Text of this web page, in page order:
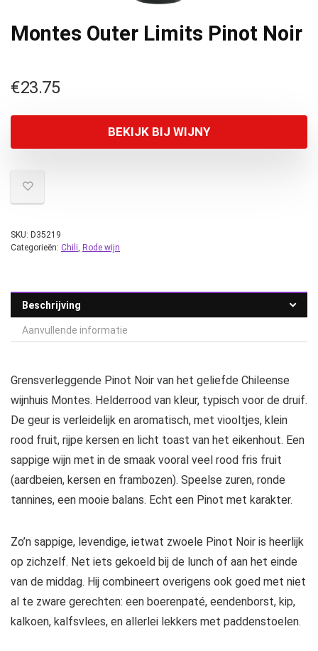
Montes Outer Limits Pinot Noir
€23.75
BEKIJK BIJ WIJNY
SKU: D35219
Categorieën: Chili, Rode wijn
Beschrijving
Aanvullende informatie
Grensverleggende Pinot Noir van het geliefde Chileense
wijnhuis Montes. Helderrood van kleur, typisch voor de druif.
De geur is verleidelijk en aromatisch, met viooltjes, klein
rood fruit, rijpe kersen en licht toast van het eikenhout. Een
sappige wijn met in de smaak vooral veel rood fris fruit
(aardbeien, kersen en frambozen). Speelse zuren, ronde
tannines, een mooie balans. Echt een Pinot met karakter.
Zo’n sappige, levendige, ietwat zwoele Pinot Noir is heerlijk
op zichzelf. Net iets gekoeld bij de lunch of aan het einde
van de middag. Hij combineert overigens ook goed met niet
al te zware gerechten: een boerenpaté, eendenborst, kip,
kalkoen, kalfsvlees, en allerlei lekkers met paddenstoelen.